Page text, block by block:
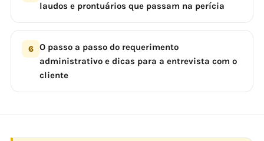
laudos e prontuários que passam na perícia
6
O passo a passo do requerimento
administrativo e dicas para a entrevista com o
cliente